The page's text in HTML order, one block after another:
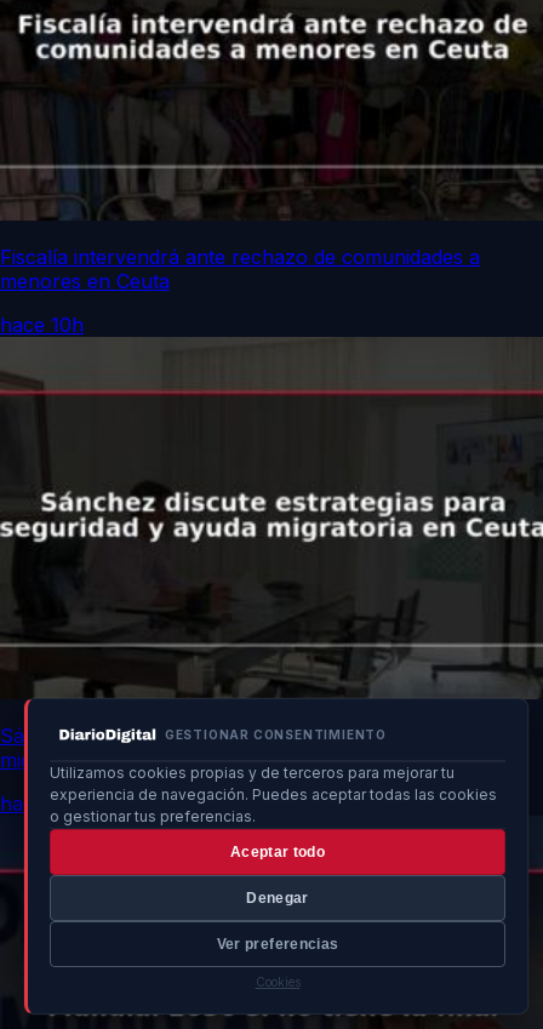
GESTIONAR CONSENTIMIENTO
Utilizamos cookies propias y de terceros para mejorar tu
experiencia de navegación. Puedes aceptar todas las cookies
o gestionar tus preferencias.
Aceptar todo
Denegar
Ver preferencias
Cookies
Fiscalía intervendrá ante rechazo de comunidades a
menores en Ceuta
hace 10h
Sánchez discute estrategias para seguridad y ayuda
migratoria en Ceuta
hace 10h